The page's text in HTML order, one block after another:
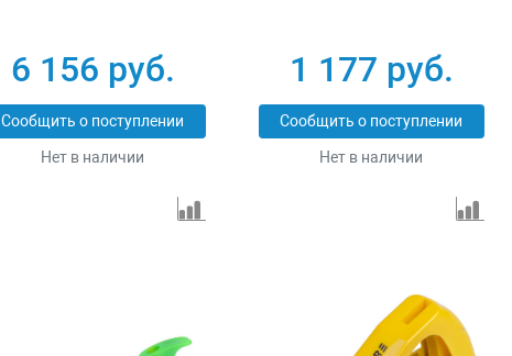
6 156 руб.
Сообщить о поступлении
Нет в наличии
1 177 руб.
Сообщить о поступлении
Нет в наличии